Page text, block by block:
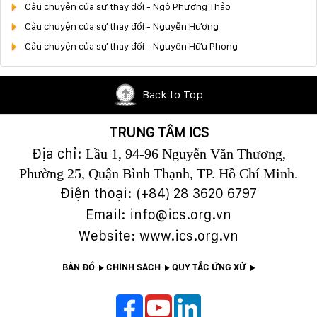
Câu chuyện của sự thay đối - Ngô Phương Thảo
Câu chuyện của sự thay đổi - Nguyễn Hương
Câu chuyện của sự thay đổi - Nguyễn Hữu Phong
Back to Top
TRUNG TÂM ICS
Địa chỉ: Lầu 1, 94-96 Nguyễn Văn Thương,
Phường 25, Quận Bình Thạnh, TP. Hồ Chí Minh.
Điện thoại: (+84) 28 3620 6797
Email: info@ics.org.vn
Website: www.ics.org.vn
BẢN ĐỒ CHÍNH SÁCH QUY TẮC ỨNG XỬ